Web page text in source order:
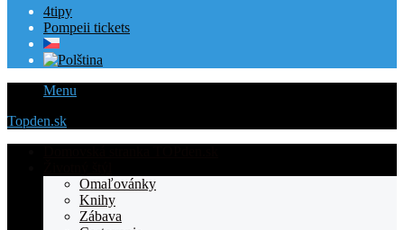
4tipy
Pompeii tickets
Menu
Topden.sk
Omaľovánky
Knihy
Zábava